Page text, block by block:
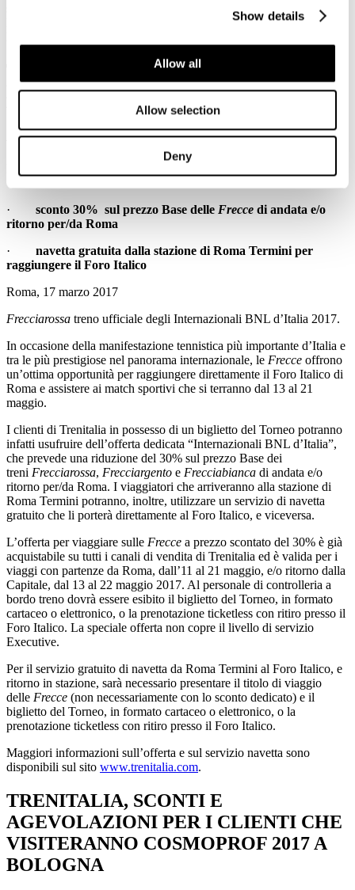
Show details
Allow all
Allow selection
Deny
(dedicato ai clienti del trasporto regionale),
FSNews.it (il giornale online del Gruppo), FSNews Radio,
TRENITALIA, INTERNAZIONALI BNL
D’ITALIA: FRECCIAROSSA SERVIZIO
VINCENTE, CON TRENO E NAVETTA
AL FORO ITALICO
· sconto 30% sul prezzo Base delle Frecce di andata e/o
ritorno per/da Roma
· navetta gratuita dalla stazione di Roma Termini per
raggiungere il Foro Italico
Roma, 17 marzo 2017
Frecciarossa treno ufficiale degli Internazionali BNL d’Italia 2017.
In occasione della manifestazione tennistica più importante d’Italia e
tra le più prestigiose nel panorama internazionale, le Frecce offrono
un’ottima opportunità per raggiungere direttamente il Foro Italico di
Roma e assistere ai match sportivi che si terranno dal 13 al 21
maggio.
I clienti di Trenitalia in possesso di un biglietto del Torneo potranno
infatti usufruire dell’offerta dedicata “Internazionali BNL d’Italia”,
che prevede una riduzione del 30% sul prezzo Base dei
treni Frecciarossa, Frecciargento e Frecciabianca di andata e/o
ritorno per/da Roma. I viaggiatori che arriveranno alla stazione di
Roma Termini potranno, inoltre, utilizzare un servizio di navetta
gratuito che li porterà direttamente al Foro Italico, e viceversa.
L’offerta per viaggiare sulle Frecce a prezzo scontato del 30% è già
acquistabile su tutti i canali di vendita di Trenitalia ed è valida per i
viaggi con partenze da Roma, dall’11 al 21 maggio, e/o ritorno dalla
Capitale, dal 13 al 22 maggio 2017. Al personale di controlleria a
bordo treno dovrà essere esibito il biglietto del Torneo, in formato
cartaceo o elettronico, o la prenotazione ticketless con ritiro presso il
Foro Italico. La speciale offerta non copre il livello di servizio
Executive.
Per il servizio gratuito di navetta da Roma Termini al Foro Italico, e
ritorno in stazione, sarà necessario presentare il titolo di viaggio
delle Frecce (non necessariamente con lo sconto dedicato) e il
biglietto del Torneo, in formato cartaceo o elettronico, o la
prenotazione ticketless con ritiro presso il Foro Italico.
Maggiori informazioni sull’offerta e sul servizio navetta sono
disponibili sul sito www.trenitalia.com.
TRENITALIA, SCONTI E
AGEVOLAZIONI PER I CLIENTI CHE
VISITERANNO COSMOPROF 2017 A
BOLOGNA